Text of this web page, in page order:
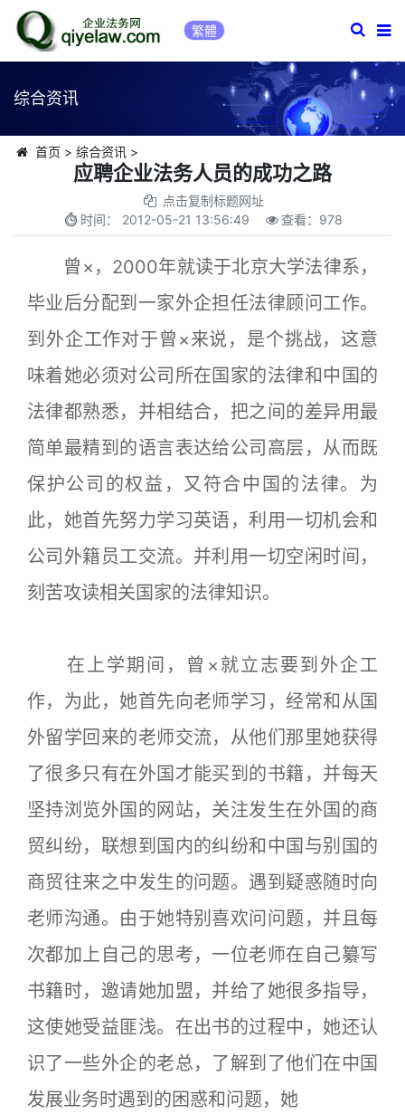
繁體
综合资讯
首页 > 综合资讯>
应聘企业法务人员的成功之路
点击复制标题网址
时间： 2012-05-21 13:56:49 查看： 978
曾×，2000年就读于北京大学法律系，
毕业后分配到一家外企担任法律顾问工作。
到外企工作对于曾×来说，是个挑战，这意
味着她必须对公司所在国家的法律和中国的
法律都熟悉，并相结合，把之间的差异用最
简单最精到的语言表达给公司高层，从而既
保护公司的权益，又符合中国的法律。为
此，她首先努力学习英语，利用一切机会和
公司外籍员工交流。并利用一切空闲时间，
刻苦攻读相关国家的法律知识。
在上学期间，曾×就立志要到外企工
作，为此，她首先向老师学习，经常和从国
外留学回来的老师交流，从他们那里她获得
了很多只有在外国才能买到的书籍，并每天
坚持浏览外国的网站，关注发生在外国的商
贸纠纷，联想到国内的纠纷和中国与别国的
商贸往来之中发生的问题。遇到疑惑随时向
老师沟通。由于她特别喜欢问问题，并且每
次都加上自己的思考，一位老师在自己纂写
书籍时，邀请她加盟，并给了她很多指导，
这使她受益匪浅。在出书的过程中，她还认
识了一些外企的老总，了解到了他们在中国
发展业务时遇到的困惑和问题，她